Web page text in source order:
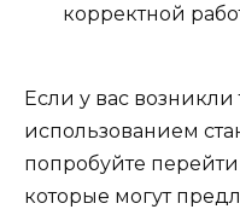
корректной
Если у вас возникли
использованием
попробуйте
которые могут